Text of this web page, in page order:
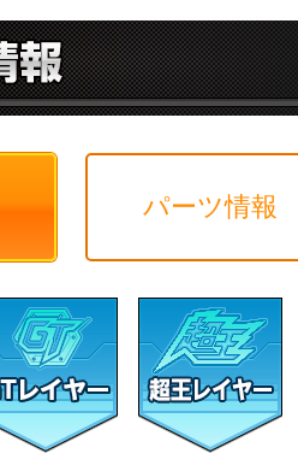
パーツ情報